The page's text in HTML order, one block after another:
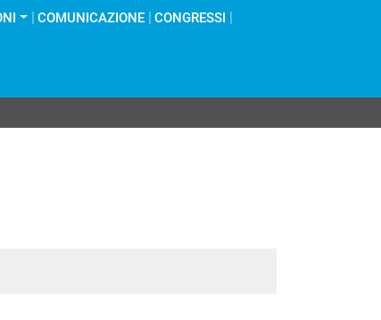
COMUNICAZIONE CONGRESSI